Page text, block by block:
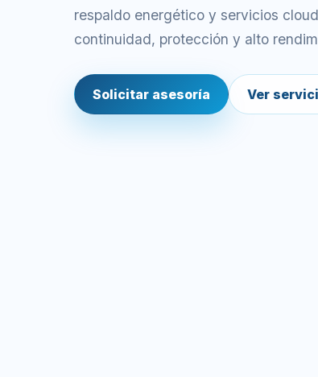
respaldo energético y servicios
continuidad, protección y alto
Solicitar asesoría Ver